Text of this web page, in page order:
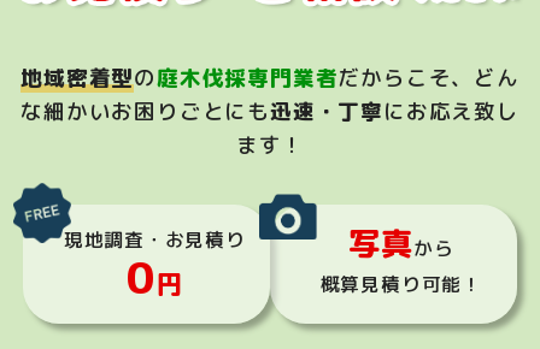
地域密着型の庭木伐採専門業者だからこそ、 どん
な細かいお困りごとにも迅速・丁寧にお応え致し
ます！
現地調査・お見積り
0円
写真から
概算見積り可能！